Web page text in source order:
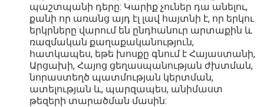
պաշտպանի դերը: Կարիք չուներ դա անելու,
քանի որ առանց այդ էլ լավ հայտնի է, որ երկու
երկրները վարում են ընդհանուր արտաքին և
ռազմական քաղաքականություն,
հատկապես, եթե խոսքը գնում է Հայաստանի,
Արցախի, Հայոց ցեղասպանության ժխտման,
նորաստեղծ պատմության կերտման,
ատելության և, պարզապես, անիմաստ
թեզերի տարածման մասին: